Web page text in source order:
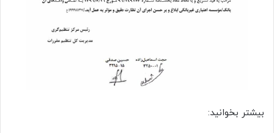
بیشتر بخوانید: